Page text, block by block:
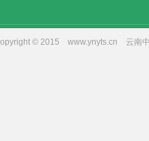
© 2015 www.ynyts.cn 云南